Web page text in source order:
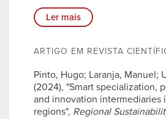
Ler mais
ARTIGO EM REVISTA
Pinto, Hugo; Laranja, Manuel;
(2024), "Smart specialization,
and innovation intermediaries
regions", Regional